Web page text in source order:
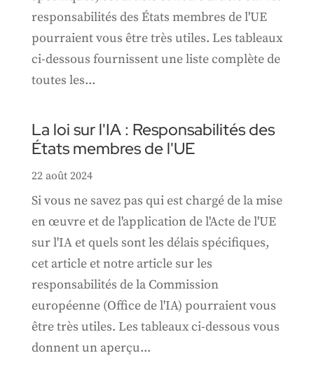
responsabilités des États membres de l'UE
pourraient vous être très utiles. Les tableaux
ci-dessous fournissent une liste complète de
toutes les...
La loi sur l'IA : Responsabilités des
États membres de l'UE
22 août 2024
Si vous ne savez pas qui est chargé de la mise
en œuvre et de l'application de l'Acte de l'UE
sur l'IA et quels sont les délais spécifiques,
cet article et notre article sur les
responsabilités de la Commission
européenne (Office de l'IA) pourraient vous
être très utiles. Les tableaux ci-dessous vous
donnent un aperçu...